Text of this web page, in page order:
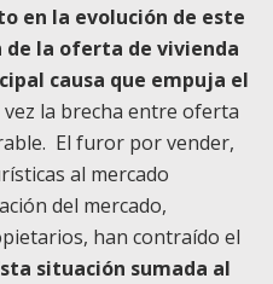
en la evolución de este
de la oferta de vivienda
causa que empuja el
vez la brecha entre oferta
El furor por vender,
al mercado
del mercado,
han contraído el
situación sumada al